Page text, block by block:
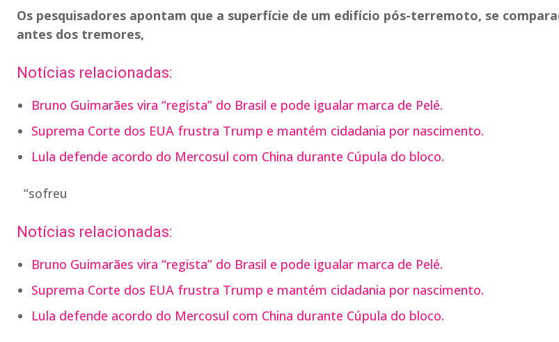
Os pesquisadores apontam que a superfície de um edifício pós-terremoto, se
antes dos tremores,
Notícias relacionadas:
Bruno Guimarães vira “regista” do Brasil e pode igualar marca de Pelé.
Suprema Corte dos EUA frustra Trump e mantém cidadania por nascimento.
Lula defende acordo do Mercosul com China durante Cúpula do bloco.
“sofreu
Notícias relacionadas:
Bruno Guimarães vira “regista” do Brasil e pode igualar marca de Pelé.
Suprema Corte dos EUA frustra Trump e mantém cidadania por nascimento.
Lula defende acordo do Mercosul com China durante Cúpula do bloco.